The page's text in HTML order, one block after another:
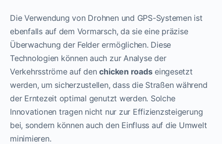
Die Verwendung von Drohnen und GPS-Systemen ist
ebenfalls auf dem Vormarsch, da sie eine präzise
Überwachung der Felder ermöglichen. Diese
Technologien können auch zur Analyse der
Verkehrsströme auf denchicken roadseingesetzt
werden, um sicherzustellen, dass die Straßen während
der Erntezeit optimal genutzt werden. Solche
Innovationen tragen nicht nur zur Effizienzsteigerung
bei, sondern können auch den Einfluss auf die Umwelt
minimieren.